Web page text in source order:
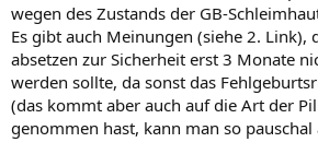
wegen des Zustands der GB-
Es gibt auch Meinungen (siehe 2. Link),
absetzen zur Sicherheit erst 3 Monate
werden sollte, da sonst das
(das kommt aber auch auf die Art der
genommen hast, kann man so pauschal